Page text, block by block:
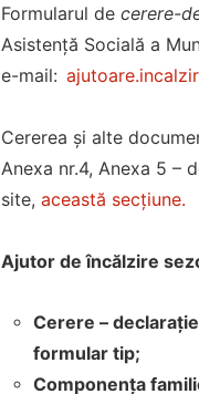
Formularul de cerere-
Asistență Socială a
e-mail:
Cererea și alte
Anexa nr.4, Anexa 5 –
site, această secțiune.
Ajutor de încălzire
Cerere –
formular tip;
Componenţa